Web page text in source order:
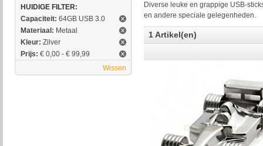
Diverse leuke en grappige USB-
en andere speciale gelegenheden.
1 Artikel(en)
HUIDIGE FILTER:
Capaciteit: 64GB USB 3.0
Materiaal: Metaal
Kleur: Zilver
Prijs: € 0,00 - € 99,99
Wissen